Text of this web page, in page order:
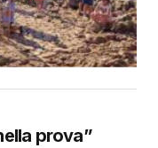
prova”